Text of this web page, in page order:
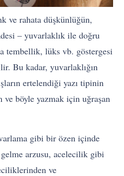
ve rahata düşkünlüğün,
– yuvarlaklık ile doğru
tembellik, lüks vb. göstergesi
Bu kadar, yuvarlaklığın
ertelendiği yazı tipinin
böyle yazmak için uğraşan
gibi bir özen içinde
arzusu, acelecilik gibi
ve